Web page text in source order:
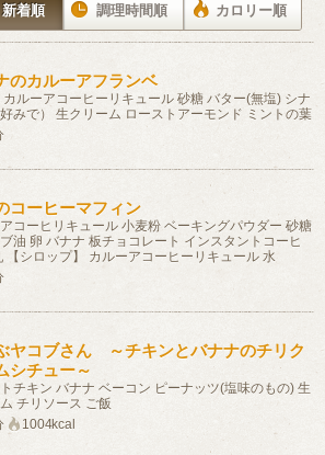
新着順 調理時間順 カロリー順
のカルーアフランベ
カルーアコーヒーリキュール 砂糖 バター(無塩) シナ
みで） 生クリーム ローストアーモンド ミントの葉
コーヒーマフィン
コーヒリキュール 小麦粉 ベーキングパウダー 砂糖
油 卵 バナナ 板チョコレート インスタントコーヒ
【シロップ】 カルーアコーヒーリキュール 水
ヤコブさん ～チキンとバナナのチリク
シチュー～
チキン バナナ ベーコン ピーナッツ(塩味のもの) 生
チリソース ご飯
1004kcal